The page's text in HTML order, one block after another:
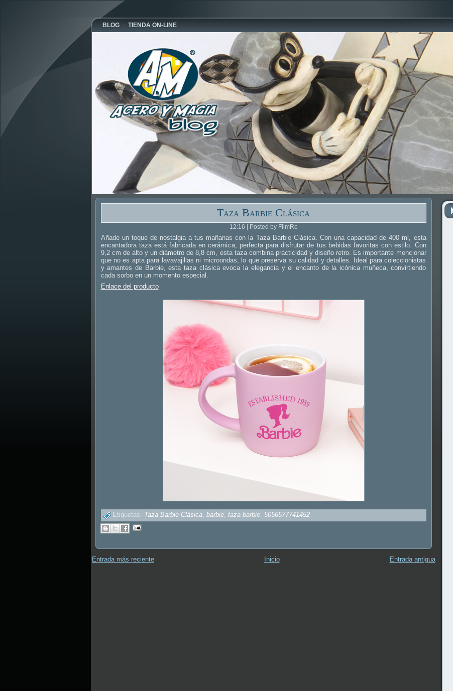
BLOG TIENDA ON-LINE
Taza Barbie Clásica
12:16 | Posted by FilmRe
Añade un toque de nostalgia a tus mañanas con la Taza Barbie Clásica. Con una capacidad de 400 ml, esta
encantadora taza está fabricada en cerámica, perfecta para disfrutar de tus bebidas favoritas con estilo. Con
9,2 cm de alto y un diámetro de 8,8 cm, esta taza combina practicidad y diseño retro. Es importante mencionar
que no es apta para lavavajillas ni microondas, lo que preserva su calidad y detalles. Ideal para coleccionistas
y amantes de Barbie, esta taza clásica evoca la elegancia y el encanto de la icónica muñeca, convirtiendo
cada sorbo en un momento especial.
Enlace del producto
Etiquetas: Taza Barbie Clásica, barbie, taza barbie, 5056577741452
Entrada más reciente Entrada antigua
Inicio